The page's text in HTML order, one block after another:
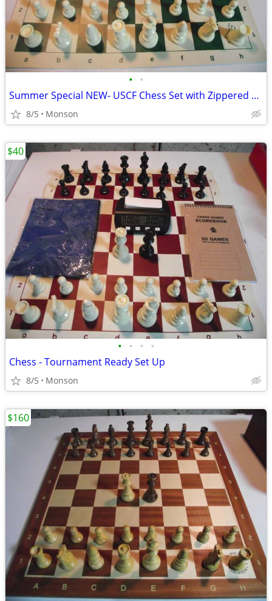
• •
Summer Special NEW- USCF Chess Set with Zippered Pouch
8/5 Monson
• • • •
Chess - Tournament Ready Set Up
8/5 Monson
$40
$160